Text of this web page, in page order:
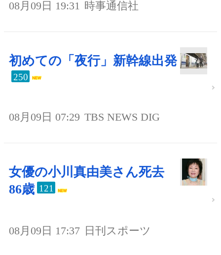
08月09日 19:31 時事通信社
初めての「夜行」新幹線出発
250
08月09日 07:29 TBS NEWS DIG
女優の小川真由美さん死去
86歳 121
08月09日 17:37 日刊スポーツ